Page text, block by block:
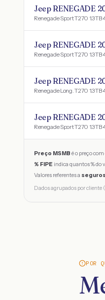
Jeep RENEGADE
Jeep RENEGADE
Jeep RENEGADE
Jeep RENEGADE
Preço MSMB é o preço
% FIPE indica quantos % do
Valores referentes a
Dados agrupados por
POR